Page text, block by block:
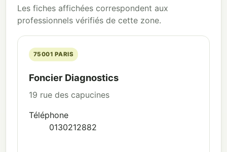
Les fiches affichées correspondent aux
professionnels vérifiés de cette zone.
75001 PARIS
Foncier Diagnostics
19 rue des capucines
Téléphone
0130212882